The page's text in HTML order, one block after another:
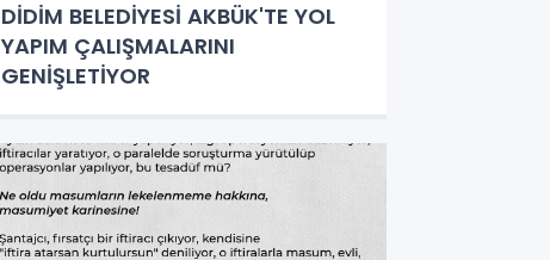
DİDİM BELEDİYESİ AKBÜK'TE YOL
YAPIM ÇALIŞMALARINI
GENİŞLETİYOR